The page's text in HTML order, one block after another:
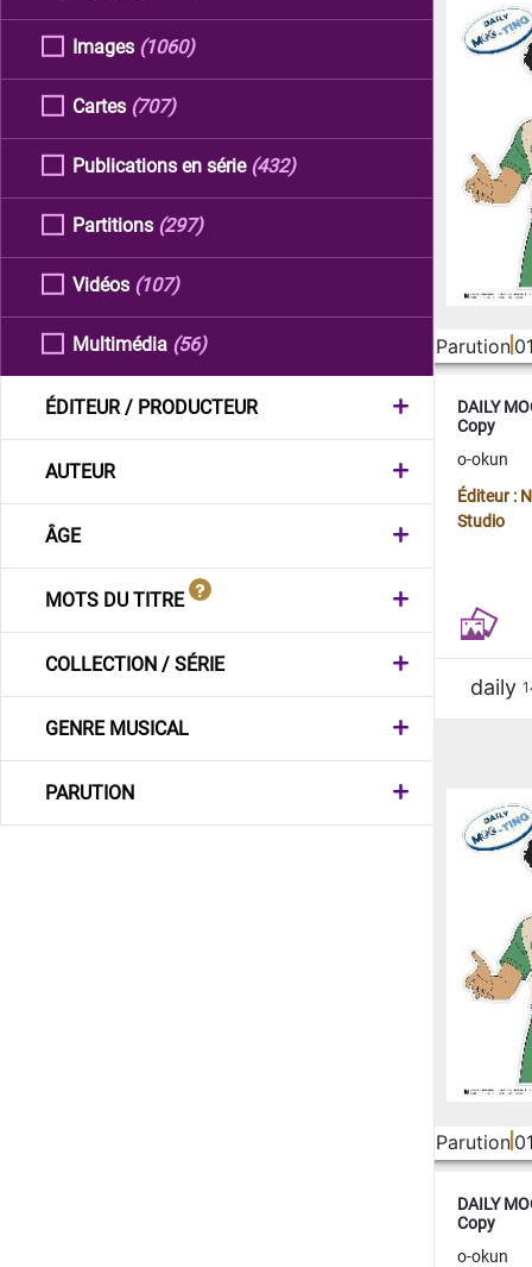
Images (1060)
Cartes (707)
Publications en série (432)
Partitions (297)
Vidéos (107)
Multimédia (56)
ÉDITEUR / PRODUCTEUR
AUTEUR
ÂGE
MOTS DU TITRE
COLLECTION / SÉRIE
GENRE MUSICAL
PARUTION
Parution
DAILY
Copy
o-okun
Éditeur :
Studio
daily
Parution
DAILY
Copy
o-okun